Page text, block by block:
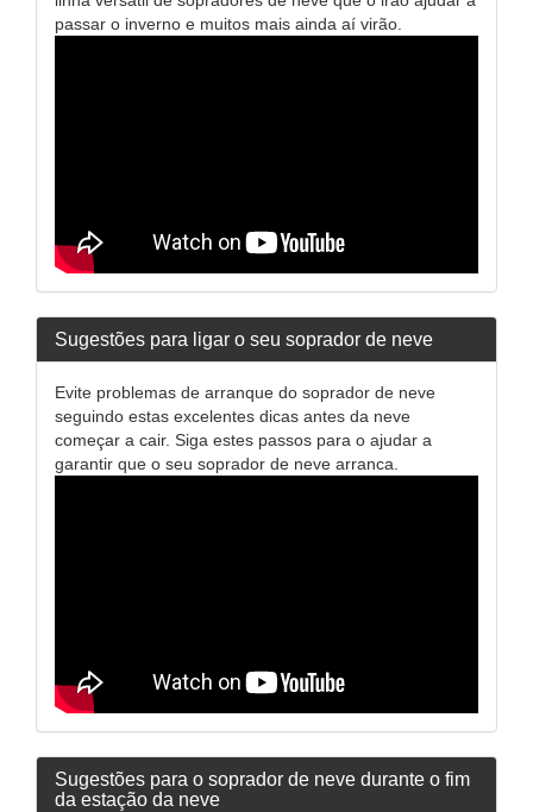
passar o inverno e muitos mais ainda aí virão.
Sugestões para ligar o seu soprador de neve
Evite problemas de arranque do soprador de neve
seguindo estas excelentes dicas antes da neve
começar a cair. Siga estes passos para o ajudar a
garantir que o seu soprador de neve arranca.
Sugestões para o soprador de neve durante o fim
da estação da neve